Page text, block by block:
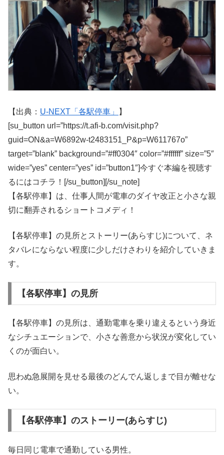
【出典： U-NEXT「各駅停車」
】
[su_button url=”https://t.afi-b.com/visit.php?
guid=ON&a=W6892w-t2483151_P&p=W611767o”
target=”blank” background=”#ff0304″ color=”#ffffff” size=”5″
wide=”yes” center=”yes” id=”button1″]今すぐ本編を視聴す
るにはコチラ！[/su_button][/su_note]
【各駅停車】は、仕事人間が電車のダイヤ改正と小さな親
切に翻弄されるショートコメディ！
【各駅停車】の見所とストーリー(あらすじ)について、ネ
タバレにならない程度に少しだけさわりを紹介していきま
す。
【各駅停車】の見所
【各駅停車】の見所は、通勤電車を乗り違えるという身近
なシチュエーションで、小さな善意から状況が変化してい
くのが面白い。
思わぬ急展開を見せる最後のどんでん返しまで目が離せな
い。
【各駅停車】のストーリー(あらすじ)
毎日同じ電車で通勤している男性。